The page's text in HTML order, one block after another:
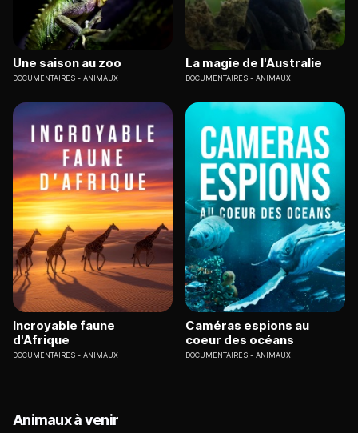
Une saison au zoo
DOCUMENTAIRES ANIMAUX
La magie de l'Australie
DOCUMENTAIRES ANIMAUX
Incroyable faune
d'Afrique
DOCUMENTAIRES ANIMAUX
Caméras espions au
coeur des océans
DOCUMENTAIRES ANIMAUX
Animaux à venir